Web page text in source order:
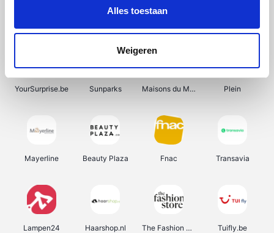
Alles toestaan
Weigeren
YourSurprise.be Sunparks Maisons du Monde Plein
Mayerline Beauty Plaza Fnac Transavia
Lampen24 Haarshop.nl The Fashion Store Tuifly.be